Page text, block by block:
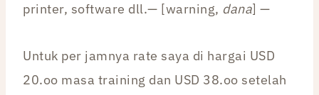
printer, software dll.— [warning, dana] —
Untuk per jamnya rate saya di hargai USD
20.oo masa training dan USD 38.oo setelah